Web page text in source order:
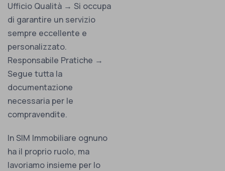
Ufficio Qualità → Si occupa
di garantire un servizio
sempre eccellente e
personalizzato.
Responsabile Pratiche →
Segue tutta la
documentazione
necessaria per le
compravendite.
In SIM Immobiliare ognuno
ha il proprio ruolo, ma
lavoriamo insieme per lo